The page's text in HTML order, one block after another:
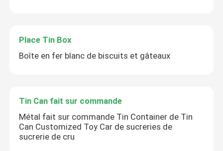
Place Tin Box
Boîte en fer blanc de biscuits et gâteaux
Tin Can fait sur commande
Métal fait sur commande Tin Container de Tin
Can Customized Toy Car de sucreries de
sucrerie de cru